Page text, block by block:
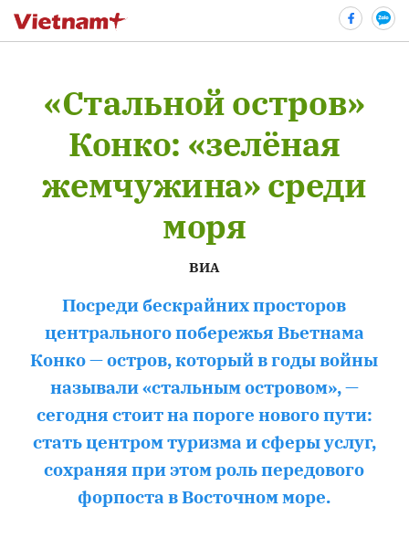
«Стальной остров»
Конко: «зелёная
жемчужина» среди
моря
ВИА
Посреди бескрайних просторов
центрального побережья Вьетнама
Конко — остров, который в годы войны
называли «стальным островом», —
сегодня стоит на пороге нового пути:
стать центром туризма и сферы услуг,
сохраняя при этом роль передового
форпоста в Восточном море.
luận
Hủy